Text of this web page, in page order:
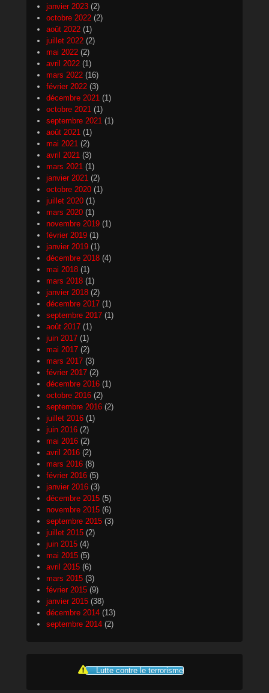
janvier 2023 (2)
octobre 2022 (2)
août 2022 (1)
juillet 2022 (2)
mai 2022 (2)
avril 2022 (1)
mars 2022 (16)
février 2022 (3)
décembre 2021 (1)
octobre 2021 (1)
septembre 2021 (1)
août 2021 (1)
mai 2021 (2)
avril 2021 (3)
mars 2021 (1)
janvier 2021 (2)
octobre 2020 (1)
juillet 2020 (1)
mars 2020 (1)
novembre 2019 (1)
février 2019 (1)
janvier 2019 (1)
décembre 2018 (4)
mai 2018 (1)
mars 2018 (1)
janvier 2018 (2)
décembre 2017 (1)
septembre 2017 (1)
août 2017 (1)
juin 2017 (1)
mai 2017 (2)
mars 2017 (3)
février 2017 (2)
décembre 2016 (1)
octobre 2016 (2)
septembre 2016 (2)
juillet 2016 (1)
juin 2016 (2)
mai 2016 (2)
avril 2016 (2)
mars 2016 (8)
février 2016 (5)
janvier 2016 (3)
décembre 2015 (5)
novembre 2015 (6)
septembre 2015 (3)
juillet 2015 (2)
juin 2015 (4)
mai 2015 (5)
avril 2015 (6)
mars 2015 (3)
février 2015 (9)
janvier 2015 (38)
décembre 2014 (13)
septembre 2014 (2)
Lutte contre le terrorisme